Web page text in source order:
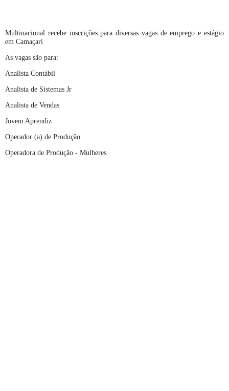
Multinacional recebe inscrições para diversas vagas de emprego e estágio
em Camaçari
As vagas são para:
Analista Contábil
Analista de Sistemas Jr
Analista de Vendas
Jovem Aprendiz
Operador (a) de Produção
Operadora de Produção - Mulheres